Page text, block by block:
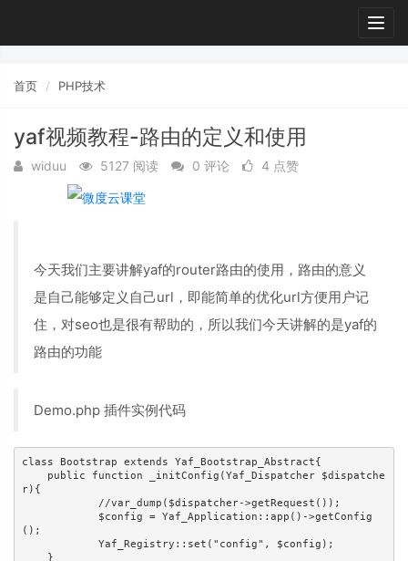
首页 PHP技术
yaf视频教程-路由的定义和使用
widuu 5127 阅读 0 评论 4 点赞
今天我们主要讲解yaf的router路由的使用，路由的意义
是自己能够定义自己url，即能简单的优化url方便用户记
住，对seo也是很有帮助的，所以我们今天讲解的是yaf的
路由的功能
Demo.php 插件实例代码
class Bootstrap extends Yaf_Bootstrap_Abstract{
r){
();